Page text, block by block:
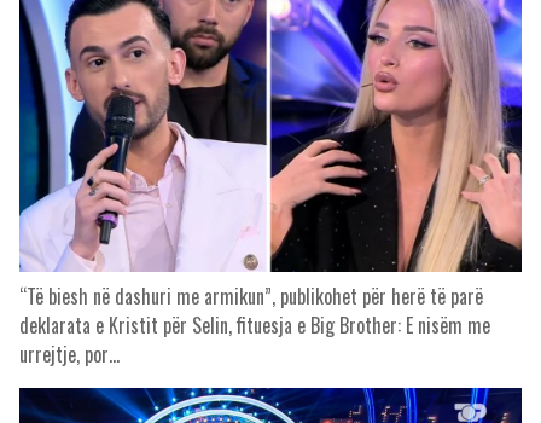
“Të biesh në dashuri me armikun”, publikohet për herë të parë
deklarata e Kristit për Selin, fituesja e Big Brother: E nisëm me
urrejtje, por…